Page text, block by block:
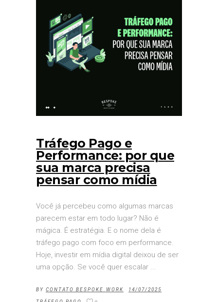
Tráfego Pago e
Performance: por que
sua marca precisa
pensar como mídia
Você já percebeu como algumas marcas
parecem estar em todo lugar? Não é
mágica. É estratégia. E o nome dela é
tráfego pago com foco em performance.
Hoje, investir em mídia digital deixou de ser
uma opção. Se você quer escalar
BY CONTATO BESPOKE.WORK 14/07/2025